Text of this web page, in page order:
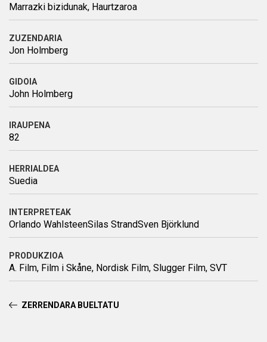
Marrazki bizidunak, Haurtzaroa
ZUZENDARIA
Jon Holmberg
GIDOIA
John Holmberg
IRAUPENA
82
HERRIALDEA
Suedia
INTERPRETEAK
Orlando WahlsteenSilas StrandSven Björklund
PRODUKZIOA
A. Film, Film i Skåne, Nordisk Film, Slugger Film, SVT
ZERRENDARA BUELTATU